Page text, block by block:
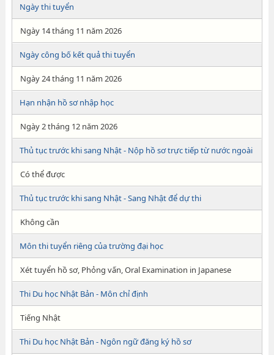
Ngày thi tuyển
Ngày 14 tháng 11 năm 2026
Ngày công bố kết quả thi tuyển
Ngày 24 tháng 11 năm 2026
Hạn nhận hồ sơ nhập học
Ngày 2 tháng 12 năm 2026
Thủ tục trước khi sang Nhật - Nộp hồ sơ trực tiếp từ nước ngoài
Có thể được
Thủ tục trước khi sang Nhật - Sang Nhật để dự thi
Không cần
Môn thi tuyển riêng của trường đại học
Xét tuyển hồ sơ, Phỏng vấn, Oral Examination in Japanese
Thi Du học Nhật Bản - Môn chỉ định
Tiếng Nhật
Thi Du học Nhật Bản - Ngôn ngữ đăng ký hồ sơ